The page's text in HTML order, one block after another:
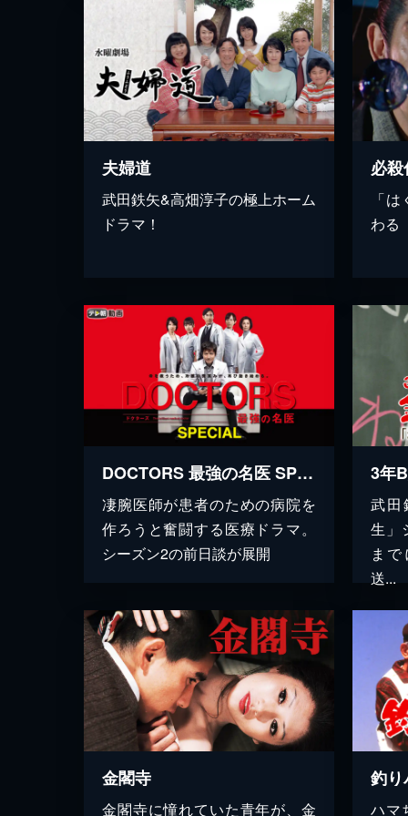
夫婦道
武田鉄矢&高畑淳子の極上ホーム
ドラマ！
必
「
わる
DOCTORS 最強の名医 SPECIAL
凄腕医師が患者のための病院を
作ろうと奮闘する医療ドラマ。
シーズン2の前日談が展開
武田
生」
ま
送...
金閣寺
金閣寺に憧れていた青年が、金 ハマ